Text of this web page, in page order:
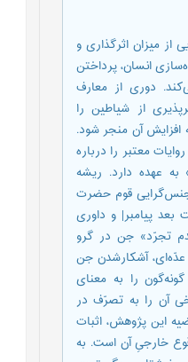
از میزان اثرگذاری و
انسان، پرداختن
دوری از معارف
از شیاطین را
آن منجر شود.
معتبر را درباره
عهده دارد. ریشه
قوم حضرت
بعد پیامبر|‌ و داوری
تجرّد» جن در گرو
آشکارشدن جن
را به معنای
آن را به تصرّف در
این پژوهش، اثبات
خارجیِ آن است. به